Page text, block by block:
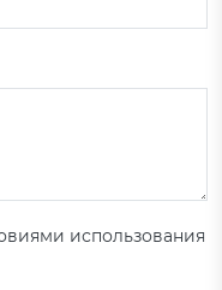
использования